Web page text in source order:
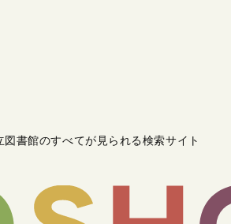
図書館のすべてが見られる検索サイト